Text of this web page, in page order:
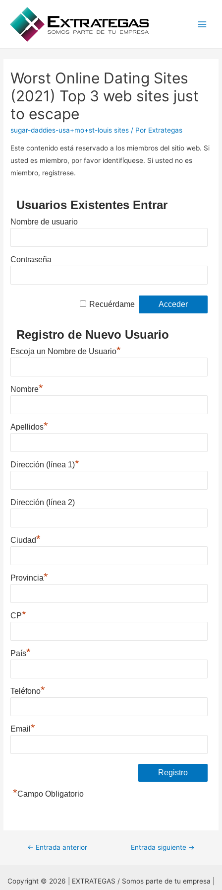
Worst Online Dating Sites
(2021) Top 3 web sites just
to escape
sugar-daddies-usa+mo+st-louis sites / Por Extrategas
Este contenido está reservado a los miembros del sitio web. Si
usted es miembro, por favor identifíquese. Si usted no es
miembro, regístrese.
Usuarios Existentes Entrar
Nombre de usuario
Contraseña
Recuérdame
Registro de Nuevo Usuario
Escoja un Nombre de Usuario*
Nombre*
Apellidos*
Dirección (línea 1)*
Dirección (línea 2)
Ciudad*
Provincia*
CP*
País*
Teléfono*
Email*
*Campo Obligatorio
Navegación
entradas
← Entrada anterior Entrada siguiente →
Copyright © 2026 | EXTRATEGAS / Somos parte de tu empresa |